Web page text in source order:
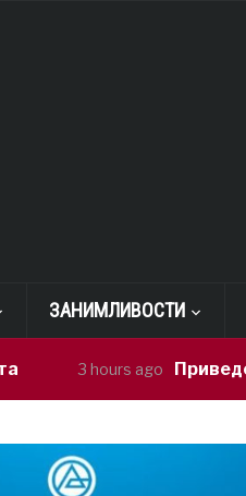
ЗАНИМЛИВОСТИ
3 hours ago Приведен возач